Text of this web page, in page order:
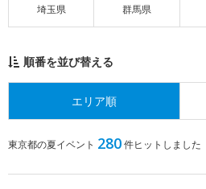
埼玉県 群馬県
順番を並び替える
エリア順
東京都の夏イベント 280件ヒットしました